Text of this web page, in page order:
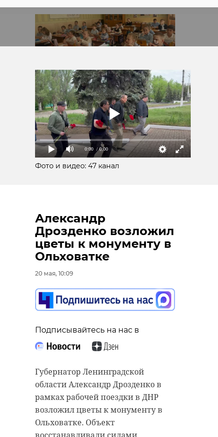
0:00 / 0:00
Фото и видео: 47 канал
Александр
Дрозденко возложил
цветы к монументу в
Ольховатке
20 мая, 10:09
Подписывайтесь на нас в
Губернатор Ленинградской
области Александр Дрозденко в
рамках рабочей поездки в ДНР
возложил цветы к монументу в
Ольховатке. Объект
Фото:
https://max.ru/obr_47/AZ4_f9C8OOU